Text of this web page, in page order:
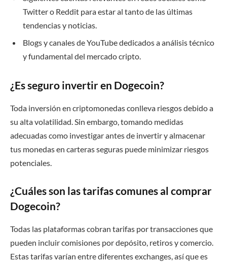
Twitter o Reddit para estar al tanto de las últimas
tendencias y noticias.
Blogs y canales de YouTube dedicados a análisis técnico
y fundamental del mercado cripto.
¿Es seguro invertir en Dogecoin?
Toda inversión en criptomonedas conlleva riesgos debido a
su alta volatilidad. Sin embargo, tomando medidas
adecuadas como investigar antes de invertir y almacenar
tus monedas en carteras seguras puede minimizar riesgos
potenciales.
¿Cuáles son las tarifas comunes al comprar
Dogecoin?
Todas las plataformas cobran tarifas por transacciones que
pueden incluir comisiones por depósito, retiros y comercio.
Estas tarifas varían entre diferentes exchanges, así que es